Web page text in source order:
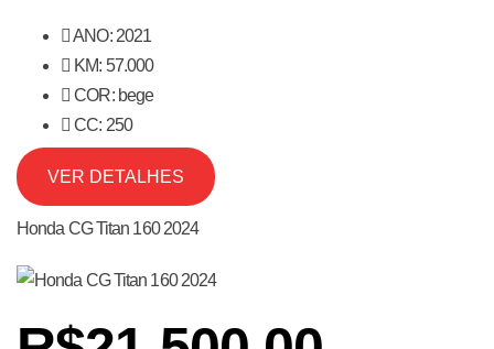
ANO: 2021
KM: 57.000
COR: bege
CC: 250
VER DETALHES
Honda CG Titan 160 2024